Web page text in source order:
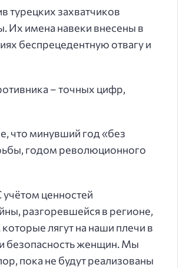
турецких захватчиков
Их имена навеки внесены в
беспрецедентную отвагу и
– точных цифр,
что минувший год «без
годом революционного
ценностей
разгоревшейся в регионе,
лягут на наши плечи в
безопасность женщин. Мы
пока не будут реализованы